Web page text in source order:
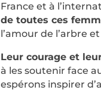
France et à
de toutes ces
l’amour de l’arbre
Leur courage et
à les soutenir face
espérons inspirer